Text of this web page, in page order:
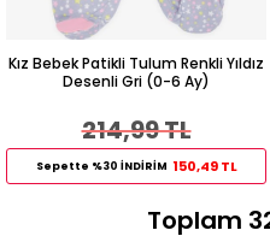
Kız Bebek Patikli Tulum Renkli Yıldız
Desenli Gri (0-6 Ay)
214,99 TL
Sepette %30 İNDİRİM 150,49 TL
Toplam